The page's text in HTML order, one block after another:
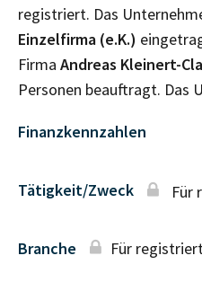
registriert. Das
Einzelfirma (e.K.)
Firma Andreas Kleinert-
Personen beauftragt. Das
Finanzkennzahlen
Tätigkeit/Zweck Für
Branche Für